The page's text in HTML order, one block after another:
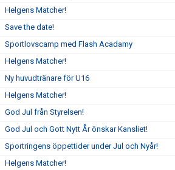
Helgens Matcher!
Save the date!
Sportlovscamp med Flash Acadamy
Helgens Matcher!
Ny huvudtränare för U16
Helgens Matcher!
God Jul från Styrelsen!
God Jul och Gott Nytt År önskar Kansliet!
Sportringens öppettider under Jul och Nyår!
Helgens Matcher!